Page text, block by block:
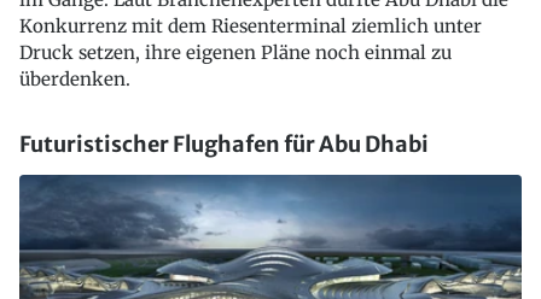
Konkurrenz mit dem Riesenterminal ziemlich unter
Druck setzen, ihre eigenen Pläne noch einmal zu
überdenken.
Futuristischer Flughafen für Abu Dhabi